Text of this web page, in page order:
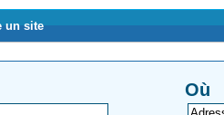
un site
Où